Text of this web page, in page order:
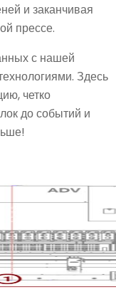
и заканчивая
прессе.
с нашей
Здесь
четко
до событий и